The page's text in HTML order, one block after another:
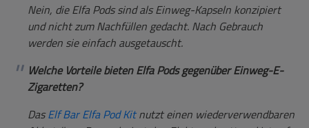
Nein, die Elfa Pods sind als Einweg-Kapseln konzipiert
und nicht zum Nachfüllen gedacht. Nach Gebrauch
werden sie einfach ausgetauscht.
Welche Vorteile bieten Elfa Pods gegenüber Einweg-E-
Zigaretten?
DasElf Bar Elfa Pod Kitnutzt einen wiederverwendbaren